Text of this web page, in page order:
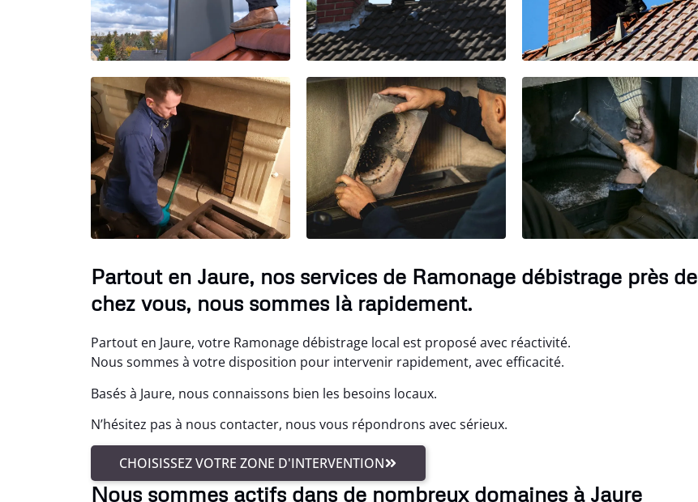
Partout en Jaure, nos services de Ramonage débistrage près de
chez vous, nous sommes là rapidement.
Partout en Jaure, votre Ramonage débistrage local est proposé avec réactivité.
Nous sommes à votre disposition pour intervenir rapidement, avec efficacité.
Basés à Jaure, nous connaissons bien les besoins locaux.
N’hésitez pas à nous contacter, nous vous répondrons avec sérieux.
CHOISISSEZ VOTRE ZONE D'INTERVENTION
Nous sommes actifs dans de nombreux domaines à Jaure